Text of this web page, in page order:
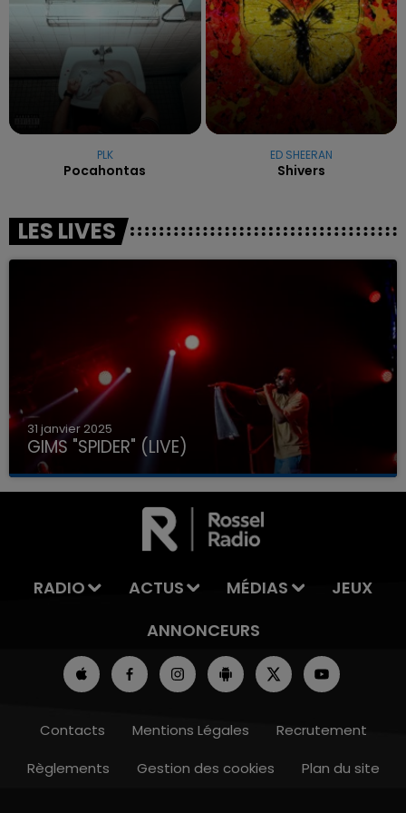
PLK
Pocahontas
ED SHEERAN
Shivers
LES LIVES
31 janvier 2025
GIMS "SPIDER" (LIVE)
RADIO ACTUS MÉDIAS
JEUX
ANNONCEURS
Contacts Mentions Légales
Recrutement
Règlements
Gestion des cookies Plan du site